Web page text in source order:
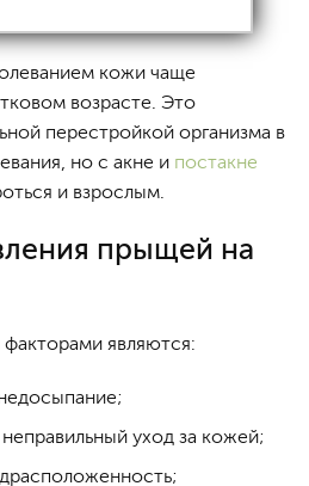
клетки.
кожи чаще
возрасте. Это
перестройкой организма в
но с акне и постакне
и взрослым.
прыщей на
являются:
уход за кожей;